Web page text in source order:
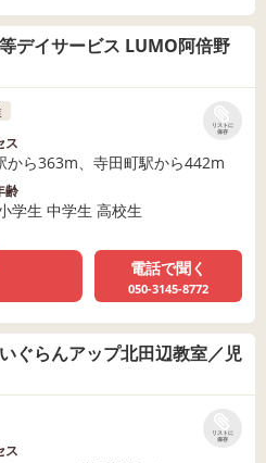
デイサービス LUMO阿倍野
リストに
保存
ス
から363m、寺田町駅から442m
齢
学生 中学生 高校生
電話で聞く
050-3145-8772
ぐらんアップ北田辺教室／児
リストに
保存
ス